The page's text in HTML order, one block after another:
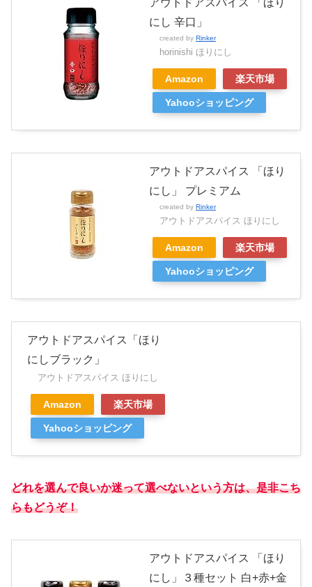
にし 辛口」
created by Rinker
horinishi ほりにし
Amazon 楽天市場
Yahooショッピング
アウトドアスパイス 「ほり
にし」 プレミアム
created by Rinker
アウトドアスパイス ほりにし
Amazon 楽天市場
Yahooショッピング
アウトドアスパイス「ほり
にしブラック」
アウトドアスパイス ほりにし
Amazon 楽天市場
Yahooショッピング
どれを選んで良いか迷って選べないという方は、是非こち
らもどうぞ！
アウトドアスパイス 「ほり
にし」３種セット 白+赤+金